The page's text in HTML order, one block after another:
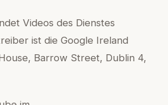
Videos des Dienstes
ist die Google Ireland
Barrow Street, Dublin 4,